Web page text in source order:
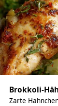
Brokkoli-
Zarte